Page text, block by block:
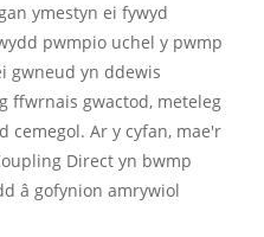
ymestyn ei fywyd
pwmpio uchel y pwmp
gwneud yn ddewis
ffwrnais gwactod, meteleg
cemegol. Ar y cyfan, mae'r
Direct yn bwmp
â gofynion amrywiol